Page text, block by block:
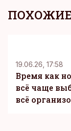
19.06.26, 17:58
Время как
всё чаще
всё